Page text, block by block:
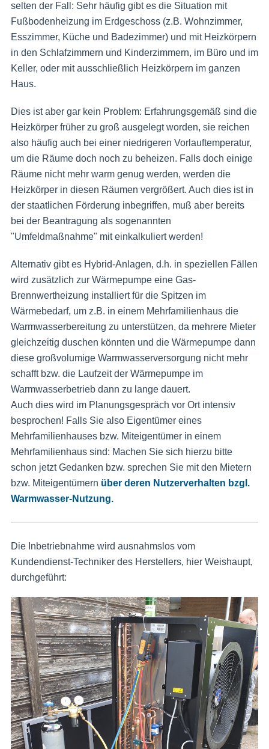
selten der Fall: Sehr häufig gibt es die Situation mit
Fußbodenheizung im Erdgeschoss (z.B. Wohnzimmer,
Esszimmer, Küche und Badezimmer) und mit Heizkörpern
in den Schlafzimmern und Kinderzimmern, im Büro und im
Keller, oder mit ausschließlich Heizkörpern im ganzen
Haus.
Dies ist aber gar kein Problem: Erfahrungsgemäß sind die
Heizkörper früher zu groß ausgelegt worden, sie reichen
also häufig auch bei einer niedrigeren Vorlauftemperatur,
um die Räume doch noch zu beheizen. Falls doch einige
Räume nicht mehr warm genug werden, werden die
Heizkörper in diesen Räumen vergrößert. Auch dies ist in
der staatlichen Förderung inbegriffen, muß aber bereits
bei der Beantragung als sogenannten
"Umfeldmaßnahme" mit einkalkuliert werden!
Alternativ gibt es Hybrid-Anlagen, d.h. in speziellen Fällen
wird zusätzlich zur Wärmepumpe eine Gas-
Brennwertheizung installiert für die Spitzen im
Wärmebedarf, um z.B. in einem Mehrfamilienhaus die
Warmwasserbereitung zu unterstützen, da mehrere Mieter
gleichzeitig duschen könnten und die Wärmepumpe dann
diese großvolumige Warmwasserversorgung nicht mehr
schafft bzw. die Laufzeit der Wärmepumpe im
Warmwasserbetrieb dann zu lange dauert.
Auch dies wird im Planungsgespräch vor Ort intensiv
besprochen! Falls Sie also Eigentümer eines
Mehrfamilienhauses bzw. Miteigentümer in einem
Mehrfamilienhaus sind: Machen Sie sich hierzu bitte
schon jetzt Gedanken bzw. sprechen Sie mit den Mietern
bzw. Miteigentümern über deren Nutzerverhalten bzgl.
Warmwasser-Nutzung.
Die Inbetriebnahme wird ausnahmslos vom
Kundendienst-Techniker des Herstellers, hier Weishaupt,
durchgeführt: